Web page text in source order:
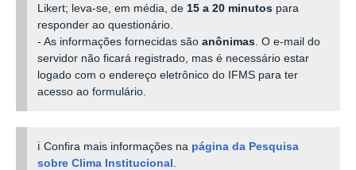
Likert; leva-se, em média, de 15 a 20 minutos para
responder ao questionário.
- As informações fornecidas sãoanônimas . O e-mail do
servidor não ficará registrado, mas é necessário estar
logado com o endereço eletrônico do IFMS para ter
acesso ao formulário.
ℹ️ Confira mais informações na página da Pesquisa
sobre Clima Institucional